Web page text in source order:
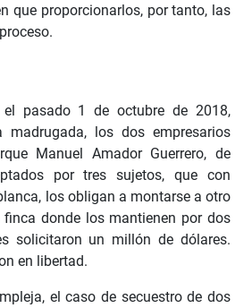
que proporcionarlos, por tanto, las
pasado 1 de octubre de 2018,
los dos empresarios
Manuel Amador Guerrero, de
por tres sujetos, que con
los obligan a montarse a otro
donde los mantienen por dos
solicitaron un millón de dólares.
en libertad.
el caso de secuestro de dos